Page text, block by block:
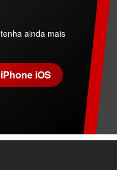
ainda mais
iPhone iOS